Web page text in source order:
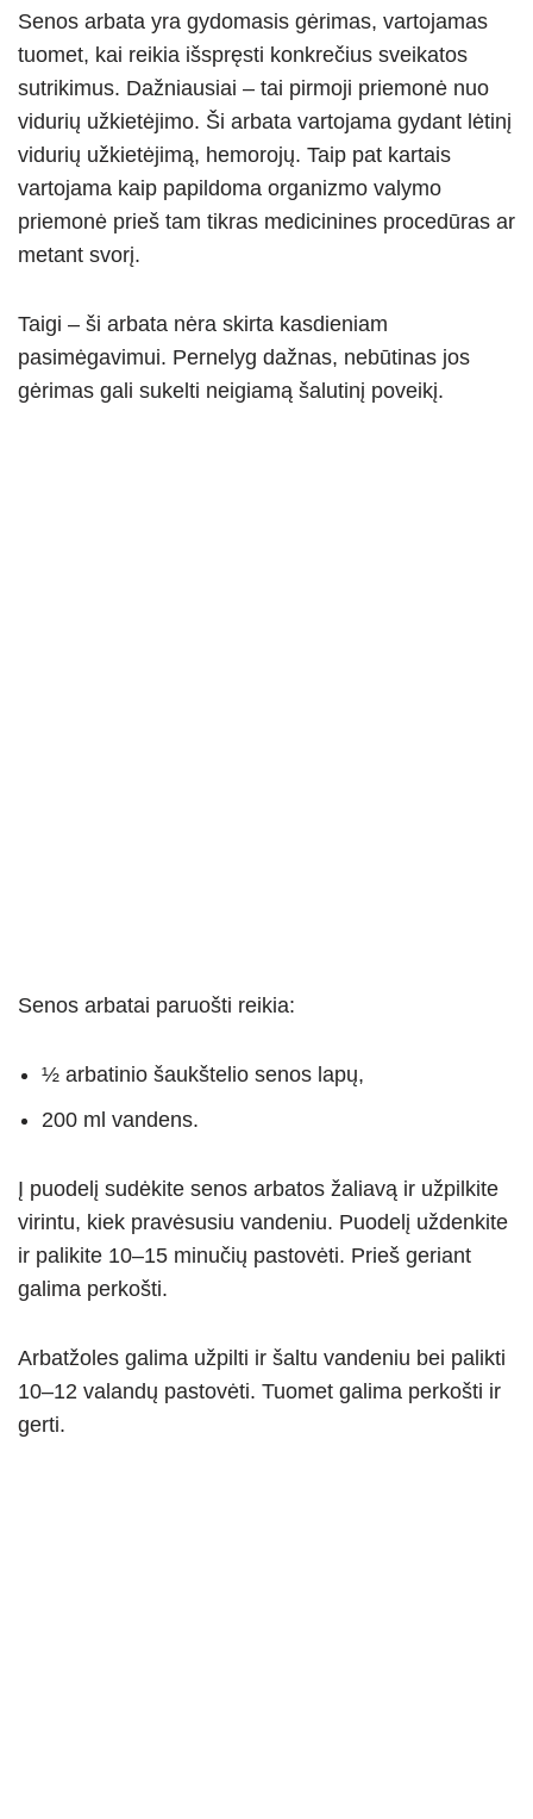
Senos arbata yra gydomasis gėrimas, vartojamas
tuomet, kai reikia išspręsti konkrečius sveikatos
sutrikimus. Dažniausiai – tai pirmoji priemonė nuo
vidurių užkietėjimo. Ši arbata vartojama gydant lėtinį
vidurių užkietėjimą, hemorojų. Taip pat kartais
vartojama kaip papildoma organizmo valymo
priemonė prieš tam tikras medicinines procedūras ar
metant svorį.
Taigi – ši arbata nėra skirta kasdieniam
pasimėgavimui. Pernelyg dažnas, nebūtinas jos
gėrimas gali sukelti neigiamą šalutinį poveikį.
Senos arbatai paruošti reikia:
½ arbatinio šaukštelio senos lapų,
200 ml vandens.
Į puodelį sudėkite senos arbatos žaliavą ir užpilkite
virintu, kiek pravėsusiu vandeniu. Puodelį uždenkite
ir palikite 10–15 minučių pastovėti. Prieš geriant
galima perkošti.
Arbatžoles galima užpilti ir šaltu vandeniu bei palikti
10–12 valandų pastovėti. Tuomet galima perkošti ir
gerti.